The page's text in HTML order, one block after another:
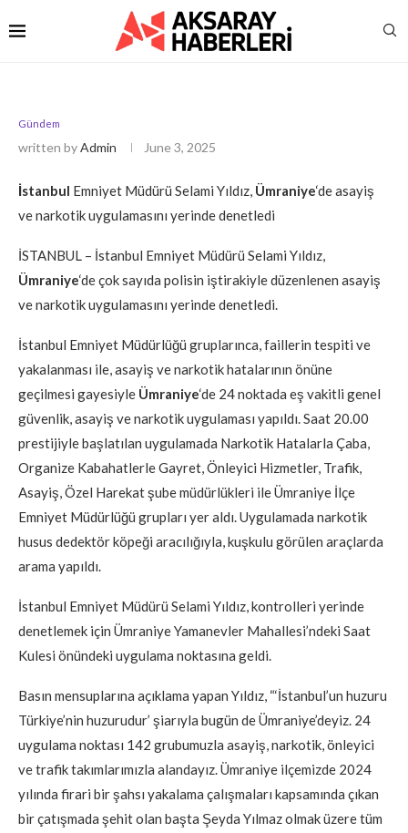
Gündem
written byAdmin June 3, 2025
İstanbul Emniyet Müdürü Selami Yıldız, Ümraniye‘de asayiş
ve narkotik uygulamasını yerinde denetledi
İSTANBUL – İstanbul Emniyet Müdürü Selami Yıldız,
Ümraniye‘de çok sayıda polisin iştirakiyle düzenlenen asayiş
ve narkotik uygulamasını yerinde denetledi.
İstanbul Emniyet Müdürlüğü gruplarınca, faillerin tespiti ve
yakalanması ile, asayiş ve narkotik hatalarının önüne
geçilmesi gayesiyle Ümraniye‘de 24 noktada eş vakitli genel
güvenlik, asayiş ve narkotik uygulaması yapıldı. Saat 20.00
prestijiyle başlatılan uygulamada Narkotik Hatalarla Çaba,
Organize Kabahatlerle Gayret, Önleyici Hizmetler, Trafik,
Asayiş, Özel Harekat şube müdürlükleri ile Ümraniye İlçe
Emniyet Müdürlüğü grupları yer aldı. Uygulamada narkotik
husus dedektör köpeği aracılığıyla, kuşkulu görülen araçlarda
arama yapıldı.
İstanbul Emniyet Müdürü Selami Yıldız, kontrolleri yerinde
denetlemek için Ümraniye Yamanevler Mahallesi’ndeki Saat
Kulesi önündeki uygulama noktasına geldi.
Basın mensuplarına açıklama yapan Yıldız, “‘İstanbul’un huzuru
Türkiye’nin huzurudur’ şiarıyla bugün de Ümraniye’deyiz. 24
uygulama noktası 142 grubumuzla asayiş, narkotik, önleyici
ve trafik takımlarımızla alandayız. Ümraniye ilçemizde 2024
yılında firari bir şahsı yakalama çalışmaları kapsamında çıkan
bir çatışmada şehit olan başta Şeyda Yılmaz olmak üzere tüm